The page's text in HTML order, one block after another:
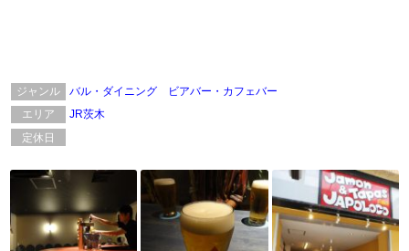
ジャンル バル・ダイニング
ビアバー・カフェバー
エリア
JR茨木
定休日